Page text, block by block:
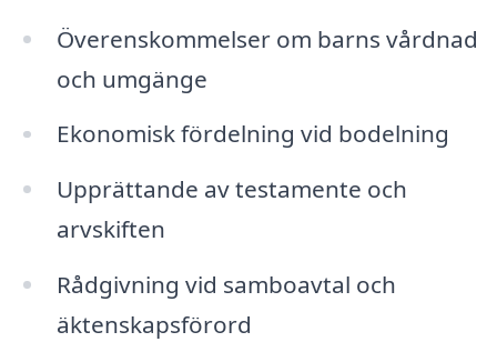
Överenskommelser om barns vårdnad
och umgänge
Ekonomisk fördelning vid bodelning
Upprättande av testamente och
arvskiften
Rådgivning vid samboavtal och
äktenskapsförord